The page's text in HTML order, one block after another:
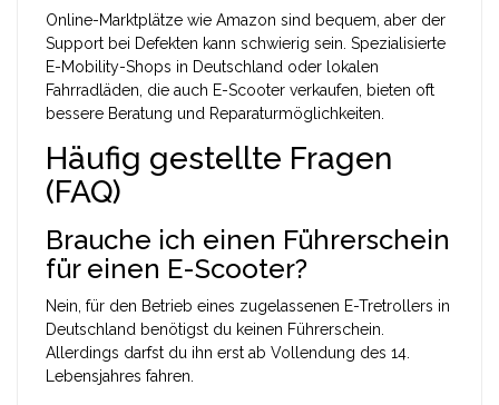
Online-Marktplätze wie Amazon sind bequem, aber der
Support bei Defekten kann schwierig sein. Spezialisierte
E-Mobility-Shops in Deutschland oder lokalen
Fahrradläden, die auch E-Scooter verkaufen, bieten oft
bessere Beratung und Reparaturmöglichkeiten.
Häufig gestellte Fragen
(FAQ)
Brauche ich einen Führerschein
für einen E-Scooter?
Nein, für den Betrieb eines zugelassenen E-Tretrollers in
Deutschland benötigst du keinen Führerschein.
Allerdings darfst du ihn erst ab Vollendung des 14.
Lebensjahres fahren.